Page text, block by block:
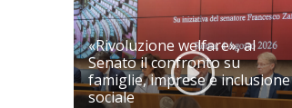
«Rivoluzione welfare», al
Senato il confronto su
famiglie, imprese e inclusione
sociale